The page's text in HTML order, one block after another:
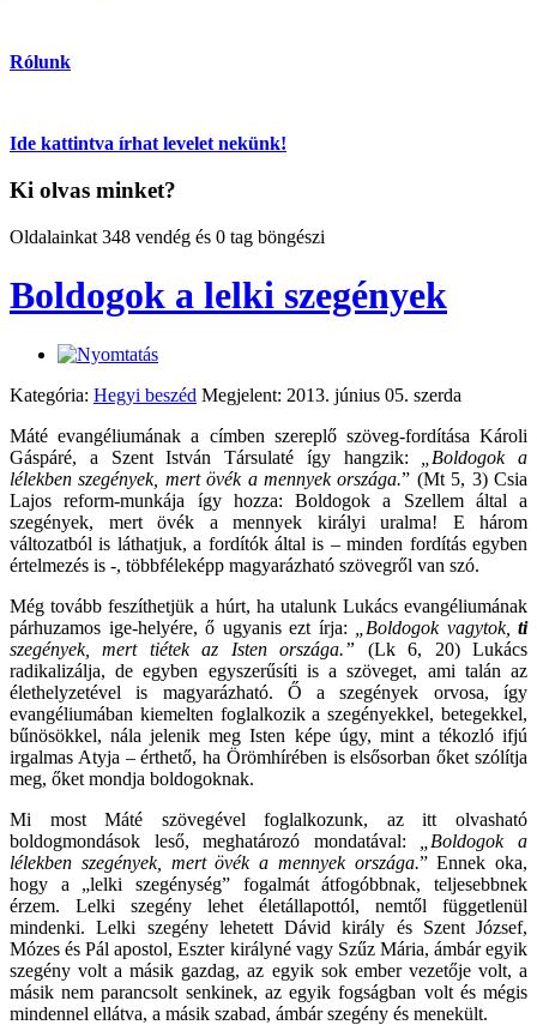
Rólunk
Ide kattintva írhat levelet nekünk!
Ki olvas minket?
Oldalainkat 348 vendég és 0 tag böngészi
Boldogok a lelki szegények
Kategória: Hegyi beszéd Megjelent: 2013. június 05. szerda
Máté evangéliumának a címben szereplő szöveg-fordítása Károli
Gáspáré, a Szent István Társulaté így hangzik:
„Boldogok a
lélekben szegények, mert övék a mennyek országa.” (Mt 5, 3) Csia
Lajos reform-munkája így hozza: Boldogok a Szellem által a
szegények, mert övék a mennyek királyi uralma! E három
változatból is láthatjuk, a fordítók által is – minden fordítás egyben
értelmezés is -, többféleképp magyarázható szövegről van szó.
Még tovább feszíthetjük a húrt, ha utalunk Lukács evangéliumának
párhuzamos ige-helyére, ő ugyanis ezt írja:
„Boldogok vagytok, ti
szegények, mert tiétek az Isten országa.” (Lk 6, 20) Lukács
radikalizálja, de egyben egyszerűsíti is a szöveget, ami talán az
élethelyzetével is magyarázható. Ő a szegények orvosa, így
evangéliumában kiemelten foglalkozik a szegényekkel, betegekkel,
bűnösökkel, nála jelenik meg Isten képe úgy, mint a tékozló ifjú
irgalmas Atyja – érthető, ha Örömhírében is elsősorban őket szólítja
meg, őket mondja boldogoknak.
Mi most Máté szövegével foglalkozunk, az itt olvasható
boldogmondások leső, meghatározó mondatával:
„Boldogok a
lélekben szegények, mert övék a mennyek országa.” Ennek oka,
hogy a „lelki szegénység” fogalmát átfogóbbnak, teljesebbnek
érzem. Lelki szegény lehet életállapottól, nemtől függetlenül
mindenki. Lelki szegény lehetett Dávid király és Szent József,
Mózes és Pál apostol, Eszter királyné vagy Szűz Mária, ámbár egyik
szegény volt a másik gazdag, az egyik sok ember vezetője volt, a
másik nem parancsolt senkinek, az egyik fogságban volt és mégis
mindennel ellátva, a másik szabad, ámbár szegény és menekült.